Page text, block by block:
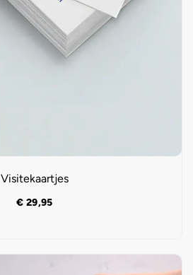
Visitekaartjes
€ 29,95